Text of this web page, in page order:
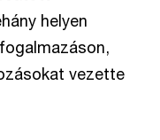
helyen
vezette